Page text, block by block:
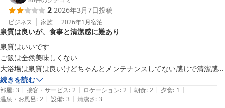
ます。少食の方には通常の食事よりも品数を少なめに提供している
ミニ会席プランもございますので、ご確認いただければと存じま
す。
またのお越しを心よりお待ちしております。
平山温泉 奥山鹿温泉旅館
2025-12-12
2 2026年3月7日投稿
ビジネス 家族 2026年1月宿泊
泉質は良いが、食事と清潔感に難あり
泉質はいいです
ご飯は全然美味しくない
大浴場は泉質は良いけどちゃんとメンテナンスしてない感じで清潔感は
あまりありませんでした
部屋のお風呂が良かっただけであとはまぁまぁって感じ
次は利用することは無いと思います
続きを読む
部屋: 3 | 接客・サービス: 2 | ロケーション: 2 | 朝食: 2 | 夕食: 1 |
温泉・お風呂: 2 | 設備: 3 | 清潔さ: 3